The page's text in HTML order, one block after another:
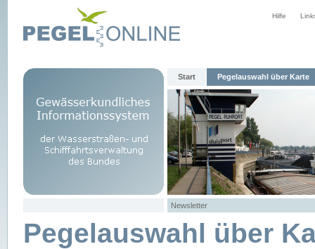
Hilfe
Start Pegelauswahl über Karte
Newsletter
Pegelauswahl über